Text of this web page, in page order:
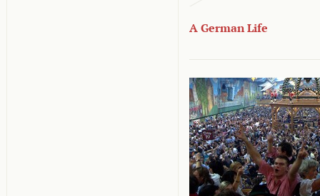
A German Life